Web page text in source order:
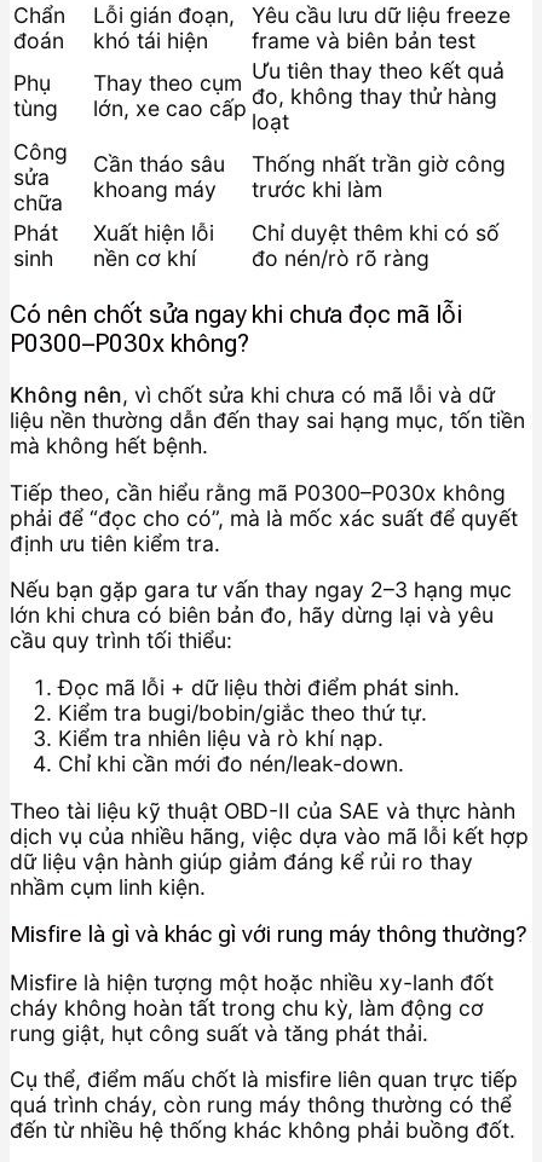
Chẩn
đoán
Lỗi gián đoạn,
khó tái hiện
Yêu cầu lưu dữ liệu freeze
frame và biên bản test
Phụ
tùng
Thay theo cụm
lớn, xe cao cấp
Ưu tiên thay theo kết quả
đo, không thay thử hàng
loạt
Công
sửa
chữa
Cần tháo sâu
khoang máy
Thống nhất trần giờ công
trước khi làm
Phát
sinh
Xuất hiện lỗi
nền cơ khí
Chỉ duyệt thêm khi có số
đo nén/rò rõ ràng
Có nên chốt sửa ngay khi chưa đọc mã lỗi
P0300–P030x không?
Không nên, vì chốt sửa khi chưa có mã lỗi và dữ
liệu nền thường dẫn đến thay sai hạng mục, tốn tiền
mà không hết bệnh.
Tiếp theo, cần hiểu rằng mã P0300–P030x không
phải để “đọc cho có”, mà là mốc xác suất để quyết
định ưu tiên kiểm tra.
Nếu bạn gặp gara tư vấn thay ngay 2–3 hạng mục
lớn khi chưa có biên bản đo, hãy dừng lại và yêu
cầu quy trình tối thiểu:
Đọc mã lỗi + dữ liệu thời điểm phát sinh.
Kiểm tra bugi/bobin/giắc theo thứ tự.
Kiểm tra nhiên liệu và rò khí nạp.
Chỉ khi cần mới đo nén/leak-down.
Theo tài liệu kỹ thuật OBD-II của SAE và thực hành
dịch vụ của nhiều hãng, việc dựa vào mã lỗi kết hợp
dữ liệu vận hành giúp giảm đáng kể rủi ro thay
nhầm cụm linh kiện.
Misfire là gì và khác gì với rung máy thông thường?
Misfire là hiện tượng một hoặc nhiều xy-lanh đốt
cháy không hoàn tất trong chu kỳ, làm động cơ
rung giật, hụt công suất và tăng phát thải.
Cụ thể, điểm mấu chốt là misfire liên quan trực tiếp
quá trình cháy, còn rung máy thông thường có thể
đến từ nhiều hệ thống khác không phải buồng đốt.